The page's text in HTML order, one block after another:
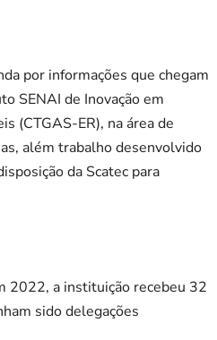
por informações que chegam
SENAI de Inovação em
(CTGAS-ER), na área de
além trabalho desenvolvido
da Scatec para
2022, a instituição recebeu 32
sido delegações